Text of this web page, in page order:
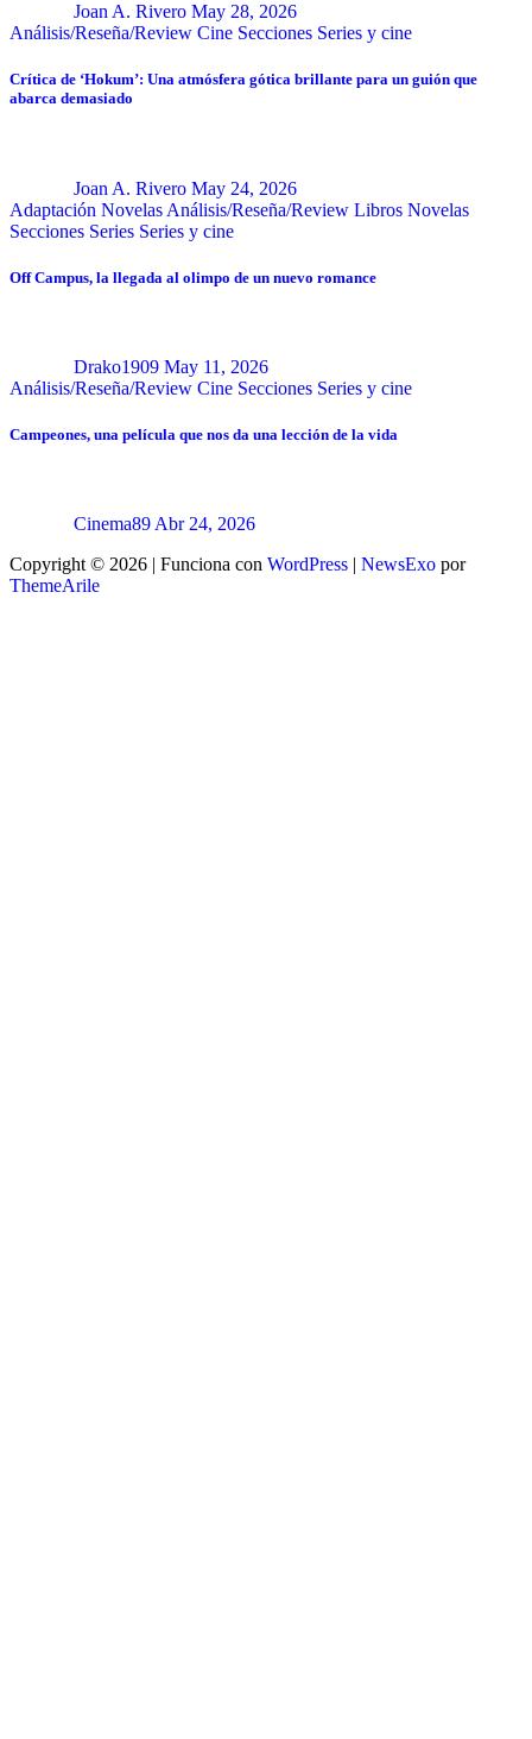
Joan A. Rivero May 28, 2026
Análisis/Reseña/Review Cine Secciones Series y cine
Crítica de ‘Hokum’: Una atmósfera gótica brillante para un guión que
abarca demasiado
Joan A. Rivero May 24, 2026
Adaptación Novelas Análisis/Reseña/Review Libros Novelas
Secciones Series Series y cine
Off Campus, la llegada al olimpo de un nuevo romance
Drako1909 May 11, 2026
Análisis/Reseña/Review Cine Secciones Series y cine
Campeones, una película que nos da una lección de la vida
Cinema89 Abr 24, 2026
Copyright © 2026 | Funciona con WordPress | NewsExo por
ThemeArile